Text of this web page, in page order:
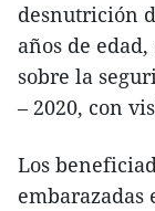
desnutrición
años de
sobre la
– 2020, con
Los
embarazadas